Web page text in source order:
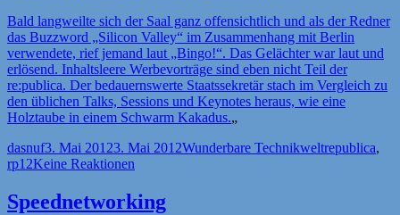
Bald langweilte sich der Saal ganz offensichtlich und als der Redner
das Buzzword „Silicon Valley“ im Zusammenhang mit Berlin
verwendete, rief jemand laut „Bingo!“. Das Gelächter war laut und
erlösend. Inhaltsleere Werbevorträge sind eben nicht Teil der
re:publica. Der bedauernswerte Staatssekretär stach im Vergleich zu
den üblichen Talks, Sessions und Keynotes heraus, wie eine
Holztaube in einem Schwarm Kakadus.„
Autor
dasnufVeröffentlicht
am
3. Mai 20123. Mai 2012Kategorien
Wunderbare TechnikweltSchlagwörter
republica,
rp12Keine Reaktionen
Speednetworking